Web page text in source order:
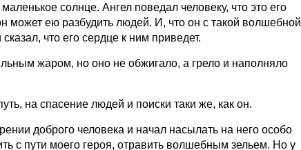
солнце. Ангел поведал человеку, что это его
может ею разбудить людей. И, что он с такой волшебной
что его сердце к ним приведет.
жаром, но оно не обжигало, а грело и наполняло
на спасение людей и поиски таки же, как он.
доброго человека и начал насылать на него особо
с пути моего героя, отравить волшебным зельем. Но у